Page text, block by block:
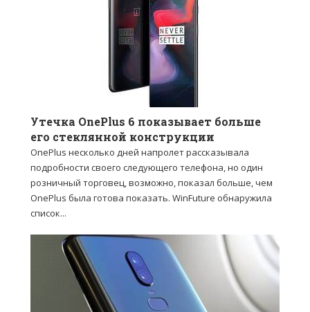
Утечка OnePlus 6 показывает больше
его стеклянной конструкции
OnePlus несколько дней напролет рассказывала
подробности своего следующего телефона, но один
розничный торговец, возможно, показал больше, чем
OnePlus была готова показать. WinFuture обнаружила
список...